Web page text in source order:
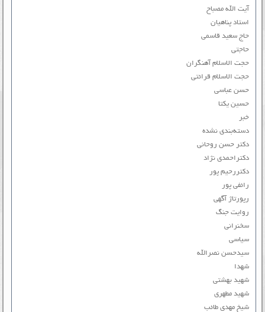
آیت الله مصباح
استاد پناهیان
حاج سعید قاسمی
حاجتی
حجت الاسلام آهنگران
حجت الاسلام قرائتی
حسن عباسی
حسین یکتا
خبر
دسته‌بندی نشده
دکتر حسن روحانی
دکتراحمدی نژاد
دکتررحیم پور
رائفی پور
رپورتاژ آگهی
روایت جنگ
سخنرانی
سیاسی
سیدحسن نصرالله
شهدا
شهید بهشتی
شهید مطهری
شیخ مهدی طائب